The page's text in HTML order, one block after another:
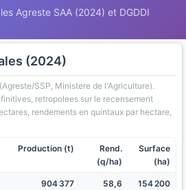
Agreste SAA (2024) et DGDDI
(2024)
SSP, Ministere de l'Agriculture).
retropolees sur le recensement
rendements en quintaux par hectare,
Production (t)
Rend.
(q/ha)
Surface
(ha)
904 377 58,6 154 200